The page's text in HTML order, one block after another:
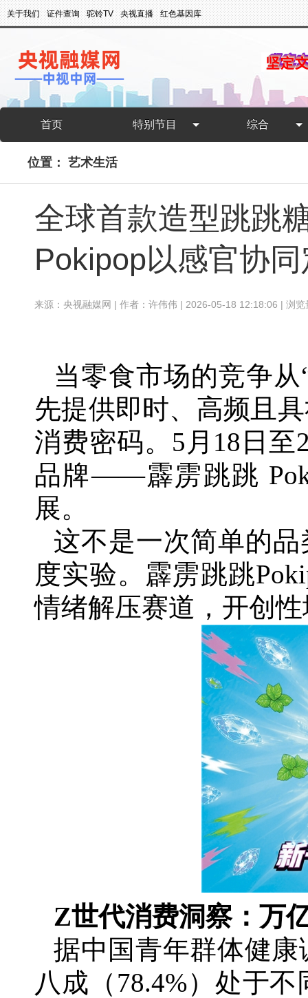
关于我们 证件查询 驼铃TV 央视直播 红色基因库
首页 特别节目 综合
位置： 艺术生活
全球首款造型跳跳
Pokipop以感官协
来源：央视融媒网 | 作者：许伟伟 | 2026-05-18 12:18:06 | 浏
当零食市场的竞争
先提供即时、高频且
消费密码。5月18日
品牌——霹雳跳跳
展。
这不是一次简单的
度实验。霹雳跳跳
情绪解压赛道，开创
Z世代消费洞察：万
据中国青年群体健
八成（78.4%）处于